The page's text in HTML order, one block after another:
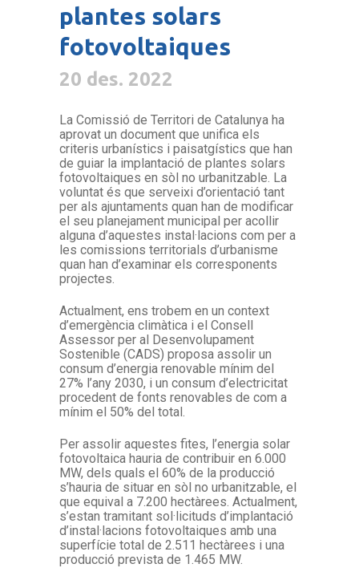
plantes solars
fotovoltaiques
20 des. 2022
La Comissió de Territori de Catalunya ha
aprovat un document que unifica els
criteris urbanístics i paisatgístics que han
de guiar la implantació de plantes solars
fotovoltaiques en sòl no urbanitzable. La
voluntat és que serveixi d’orientació tant
per als ajuntaments quan han de modificar
el seu planejament municipal per acollir
alguna d’aquestes instal·lacions com per a
les comissions territorials d’urbanisme
quan han d’examinar els corresponents
projectes.
Actualment, ens trobem en un context
d’emergència climàtica i el Consell
Assessor per al Desenvolupament
Sostenible (CADS) proposa assolir un
consum d’energia renovable mínim del
27% l’any 2030, i un consum d’electricitat
procedent de fonts renovables de com a
mínim el 50% del total.
Per assolir aquestes fites, l’energia solar
fotovoltaica hauria de contribuir en 6.000
MW, dels quals el 60% de la producció
s’hauria de situar en sòl no urbanitzable, el
que equival a 7.200 hectàrees. Actualment,
s’estan tramitant sol·licituds d’implantació
d’instal·lacions fotovoltaiques amb una
superfície total de 2.511 hectàrees i una
producció prevista de 1.465 MW.